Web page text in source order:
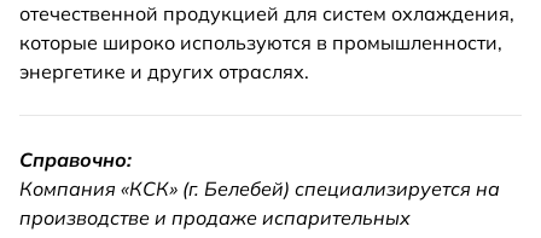
отечественной продукцией для систем охлаждения,
которые широко используются в промышленности,
энергетике и других отраслях.
Справочно:
Компания «КСК» (г. Белебей) специализируется на
производстве и продаже испарительных